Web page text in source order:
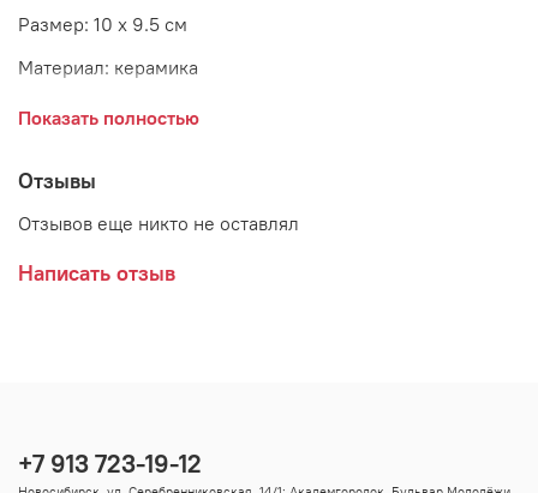
Размер: 10 x 9.5 см
Материал: керамика
Страна: Бельгия
Показать полностью
Отзывы
Отзывов еще никто не оставлял
Написать отзыв
+7 913 723-19-12